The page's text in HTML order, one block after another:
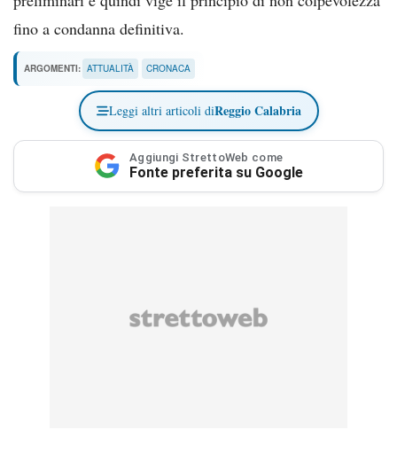
fino a condanna definitiva.
ARGOMENTI: ATTUALITÀ CRONACA
Leggi altri articoli diReggio Calabria
Aggiungi StrettoWeb come
Fonte preferita su Google